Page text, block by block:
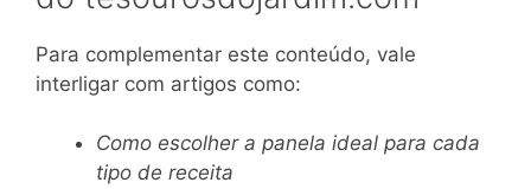
Para complementar este conteúdo, vale
interligar com artigos como:
Como escolher a panela ideal para cada
tipo de receita